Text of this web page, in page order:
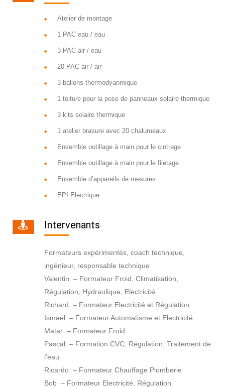
Atelier de montage
1 PAC eau / eau
3 PAC air / eau
20 PAC air / air
3 ballons thermodyanmique
1 toiture pour la pose de panneaux solaire thermique
3 kits solaire thermique
1 atelier brasure avec 20 chalumeaux
Ensemble outillage à main pour le cintrage
Ensemble outillage à main pour le filetage
Ensemble d’appareils de mesures
EPI Electrique
Intervenants
Formateurs expérimentés, coach technique,
ingénieur, responsable technique
Valentin – Formateur Froid, Climatisation,
Régulation, Hydraulique, Electricité
Richard – Formateur Electricité et Régulation
Ismaël – Formateur Automatisme et Electricité
Matar – Formateur Froid
Pascal – Formation CVC, Régulation, Traitement de
l’eau
Ricardo – Formateur Chauffage Plomberie
Bob – Formateur Electricité, Régulation